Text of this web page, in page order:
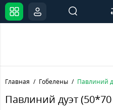
Главная Гобелены Павлиний
Павлиний дуэт